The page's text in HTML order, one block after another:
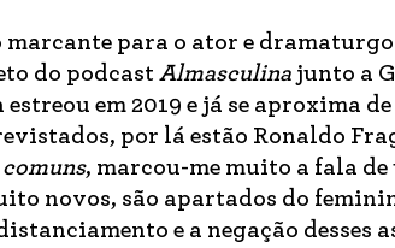
marcante para o ator e
do podcast Almasculina junto a
em 2019 e já se aproxima de
por lá estão Ronaldo
, marcou-me muito a fala
novos, são apartados do
e a negação desses